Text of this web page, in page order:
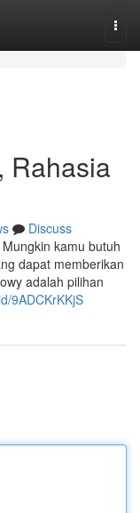
Rahasia
Discuss
kamu butuh
dapat memberikan
adalah pilihan
9ADCKrKKjS